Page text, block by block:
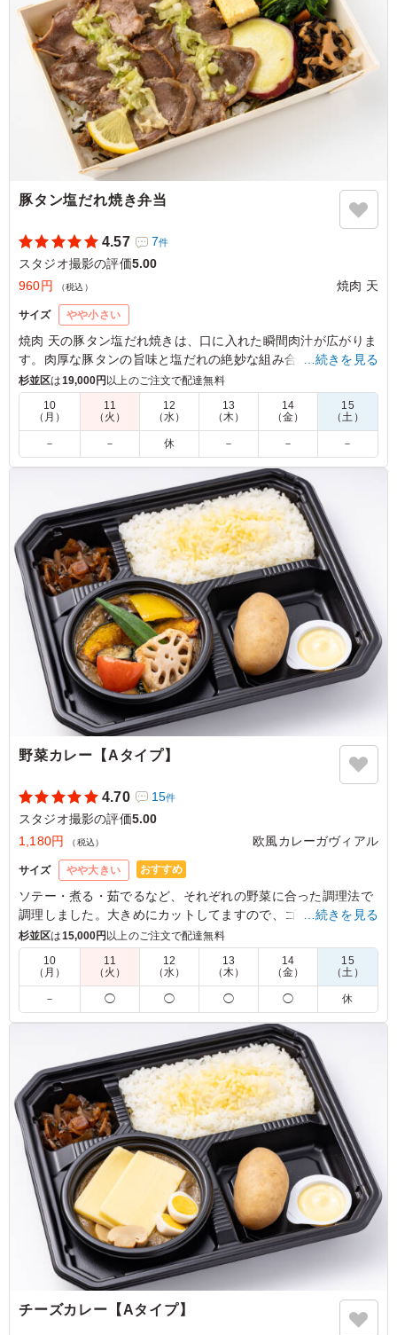
ご利用シーン：ロケ・撮影›スタジオ撮影
東京都世田谷区野沢2026/06/15
豚タン塩だれ焼き弁当
4.57 7件
スタジオ撮影の評価5.00
960円
（税込） 焼肉 天
サイズ やや小さい
焼肉 天の豚タン塩だれ焼きは、口に入れた瞬間肉汁が広がりま
す。肉厚な豚タンの旨味と塩だれの絶妙な組み合わせで、一度
食べたら忘れられない深みのある味わい。色鮮やかな人参ナム
ルやほうれん草ナムルも添えてあり、見た目にも美味しさを感
じます。ロケやイベントでのランチにぴったりです。
5.0
さすが焼肉屋さん、豚タンの質が良いです。絶妙な厚みで
絶品。ネギ塩だれがガツンと効きつつも後味は爽やかで、
箸が止まらなくなります。スタミナをつけたい時や、お酒
のおつまみにも合いそうな味わい。
ご利用シーン： ロケ・撮影 › スタジオ撮影
東京都世田谷区野沢2026/06/15
…続きを見る
杉並区は19,000円 以上のご注文で配達無料
10
（月）
11
（火）
12
（水）
13
（木）
14
（金）
15
（土）
－ － 休 － － －
野菜カレー【Aタイプ】
4.70 15件
スタジオ撮影の評価5.00
1,180円
（税込） 欧風カレーガヴィアル
サイズ やや大きい おすすめ
ソテー・煮る・茹でるなど、それぞれの野菜に合った調理法で
調理しました。大きめにカットしてますので、ゴロゴロした食
感をお楽しみいただけます。(季節によって野菜の内容は異なり
ます。)
大きくカットされた野菜は彩りが良く、非常に魅力的で人
気のメニューでした。丸ごと入ったジャガイモも箸休めに
ちょうど良く、大変満足しております。温かい状態でいた
だくことができればより一層良かったなぁと思いました。
ご利用シーン：ロケ・撮影›スタジオ撮影
東京都墨田区本所2025/12/19
…続きを見る
杉並区は15,000円以上のご注文で配達無料
10
（月）
11
（火）
12
（水）
13
（木）
14
（金）
15
（土）
－ ◯ ◯ ◯ ◯ 休
チーズカレー【Aタイプ】